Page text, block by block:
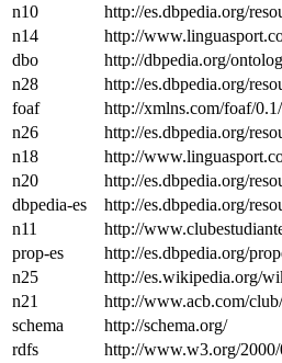
n10
http://es.dbpedia.org/
n14
http://
dbo
http://dbpedia.org/
n28
http://es.dbpedia.org/
foaf
http://xmlns.com/foaf/0.1/
n26
http://es.dbpedia.org/
n18
http://
n20
http://es.dbpedia.org/
dbpedia-es
http://es.dbpedia.org/
n11
http://
prop-es
http://es.dbpedia.org/
n25
http://es.wikipedia.org/
n21
http://www.acb.com/
schema
http://schema.org/
rdfs
http://www.w3.org/2000/